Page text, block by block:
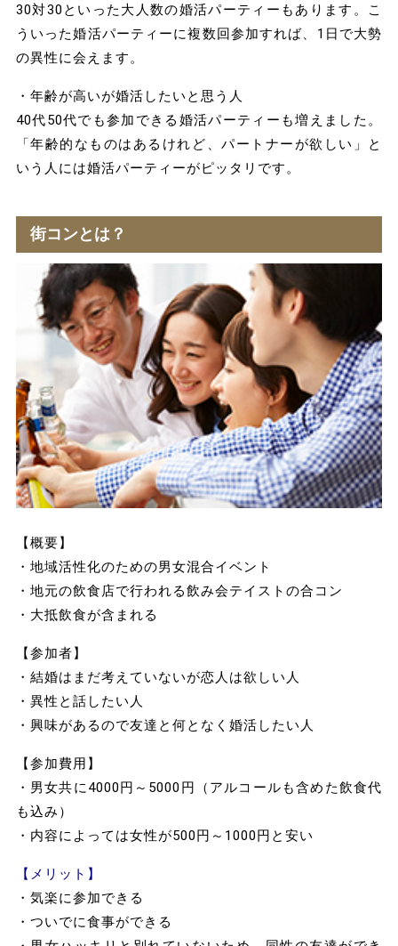
30対30といった大人数の婚活パーティーもあります。こ
ういった婚活パーティーに複数回参加すれば、1日で大勢
の異性に会えます。
・年齢が高いが婚活したいと思う人
40代50代でも参加できる婚活パーティーも増えました。
「年齢的なものはあるけれど、パートナーが欲しい」と
いう人には婚活パーティーがピッタリです。
街コンとは？
【概要】
・地域活性化のための男女混合イベント
・地元の飲食店で行われる飲み会テイストの合コン
・大抵飲食が含まれる
【参加者】
・結婚はまだ考えていないが恋人は欲しい人
・異性と話したい人
・興味があるので友達と何となく婚活したい人
【参加費用】
・男女共に4000円～5000円（アルコールも含めた飲食代
も込み）
・内容によっては女性が500円～1000円と安い
【メリット】
・気楽に参加できる
・ついでに食事ができる